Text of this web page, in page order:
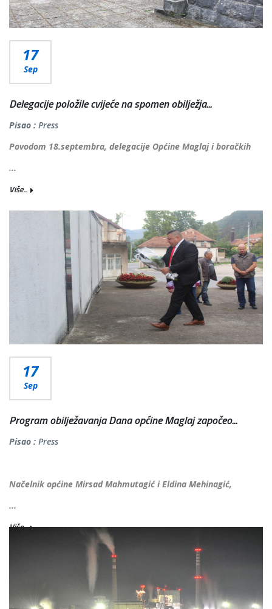
17
Sep
Delegacije položile cvijeće na spomen obilježja...
Pisao : Press
Povodom 18.septembra, delegacije Općine Maglaj i boračkih
...
Više...
17
Sep
Program obilježavanja Dana općine Maglaj započeo...
Pisao : Press
Načelnik općine Mirsad Mahmutagić i Eldina Mehinagić,
...
Više...